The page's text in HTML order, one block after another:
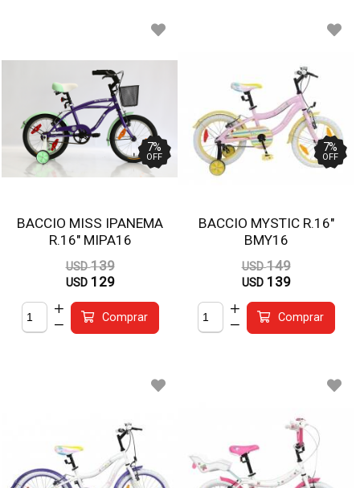
BACCIO MISS IPANEMA
R.16" MIPA16
7%
OFF
USD 139
USD 129
Comprar
BACCIO MYSTIC R.16"
BMY16
7%
OFF
USD 149
USD 139
Comprar